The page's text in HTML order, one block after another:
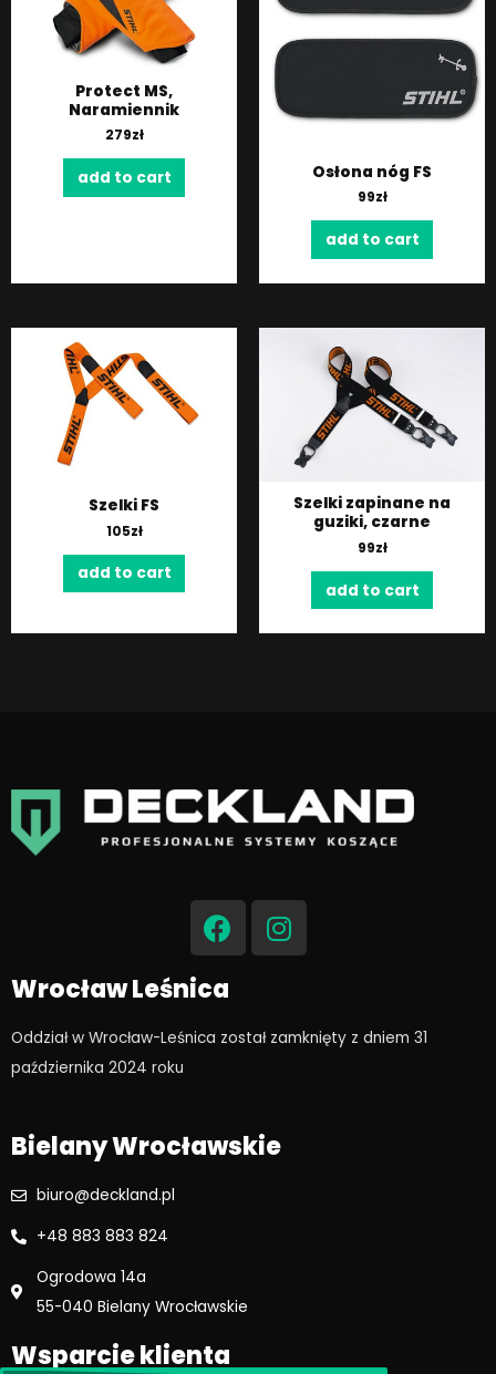
Protect MS,
Naramiennik
279zł
add to cart Osłona nóg FS
99zł
add to cart
Szelki FS
105zł
add to cart
Szelki zapinane na
guziki, czarne
99zł
add to cart
F
a
c
e
b
o
I
n
s
g
Wrocław Leśnica
Oddział w Wrocław-Leśnica został zamknięty z dniem 31
października 2024 roku​
Bielany Wrocławskie
biuro@deckland.pl
+48 883 883 824
Ogrodowa 14a
55-040 Bielany Wrocławskie
Wsparcie klienta